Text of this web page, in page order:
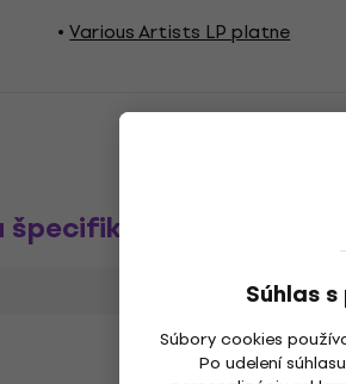
Súhlas
Súbory cookies
Po udelení
Various Artists LP platne
Kompilácia, LP platňa,
Otvárací obal, Stereo